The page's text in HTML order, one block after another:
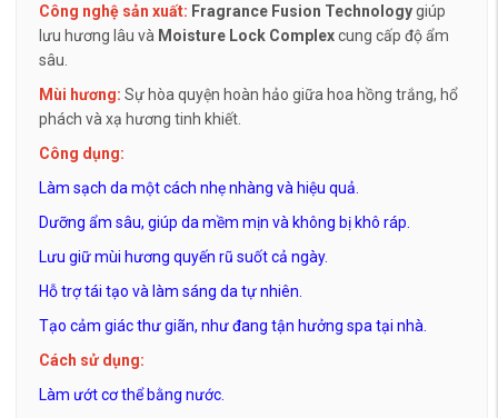
Công nghệ sản xuất: Fragrance Fusion Technologygiúp
lưu hương lâu và Moisture Lock Complexcung cấp độ ẩm
sâu.
Mùi hương: Sự hòa quyện hoàn hảo giữa hoa hồng trắng, hổ
phách và xạ hương tinh khiết.
Công dụng:
Làm sạch da một cách nhẹ nhàng và hiệu quả.
Dưỡng ẩm sâu, giúp da mềm mịn và không bị khô ráp.
Lưu giữ mùi hương quyến rũ suốt cả ngày.
Hỗ trợ tái tạo và làm sáng da tự nhiên.
Tạo cảm giác thư giãn, như đang tận hưởng spa tại nhà.
Cách sử dụng:
Làm ướt cơ thể bằng nước.